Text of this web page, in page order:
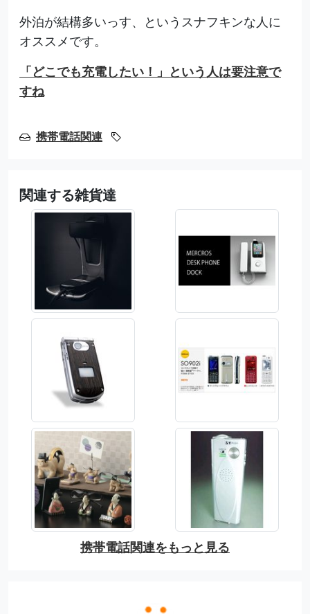
外泊が結構多いっす、というスナフキンな人に
オススメです。
「どこでも充電したい！」という人は要注意で
すね
携帯電話関連
関連する雑貨達
携帯電話関連をもっと見る